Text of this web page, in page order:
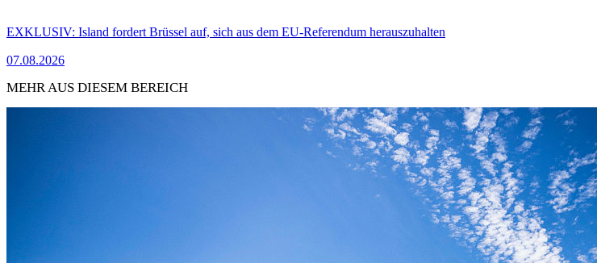
EXKLUSIV: Island fordert Brüssel auf, sich aus dem EU-Referendum herauszuhalten
07.08.2026
MEHR AUS DIESEM BEREICH